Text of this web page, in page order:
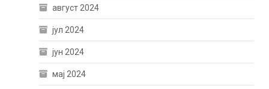
август 2024
јул 2024
јун 2024
мај 2024